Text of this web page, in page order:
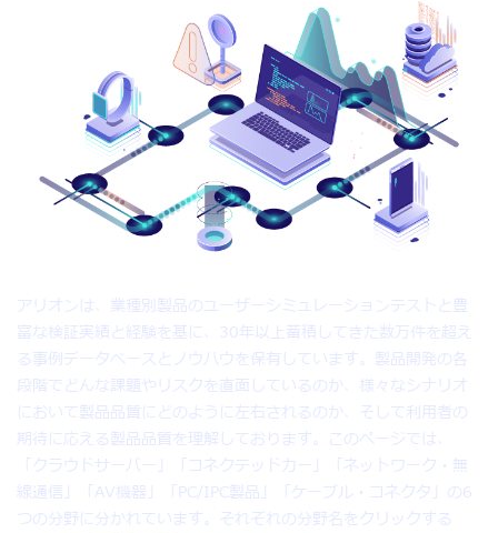
アリオンは、業種別製品のユーザーシミュレーションテストと豊
富な検証実績と経験を基に、30年以上蓄積してきた数万件を超え
る事例データベースとノウハウを保有しています。製品開発の各
段階でどんな課題やリスクを直面しているのか、様々なシナリオ
において製品品質にどのように左右されるのか、そして利用者の
期待に応える製品品質を理解しております。このページでは、
「クラウドサーバー」「コネクテッドカー」「ネットワーク・無
線通信」「AV機器」「PC/IPC製品」「ケーブル・コネクタ」の6
つの分野に分かれています。それぞれの分野名をクリックする